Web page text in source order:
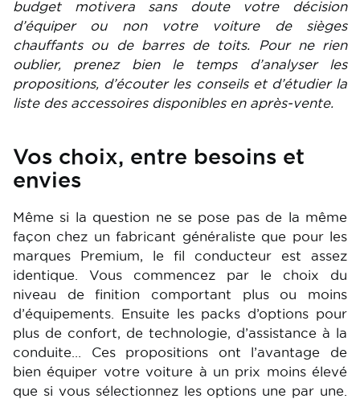
budget motivera sans doute votre décision
d’équiper ou non votre voiture de sièges
chauffants ou de barres de toits. Pour ne rien
oublier, prenez bien le temps d’analyser les
propositions, d’écouter les conseils et d’étudier la
liste des accessoires disponibles en après-vente.
Vos choix, entre besoins et
envies
Même si la question ne se pose pas de la même
façon chez un fabricant généraliste que pour les
marques Premium, le fil conducteur est assez
identique. Vous commencez par le choix du
niveau de finition comportant plus ou moins
d’équipements. Ensuite les packs d’options pour
plus de confort, de technologie, d’assistance à la
conduite… Ces propositions ont l’avantage de
bien équiper votre voiture à un prix moins élevé
que si vous sélectionnez les options une par une.